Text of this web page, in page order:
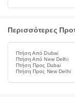
Περισσότερες
Πτήση Από Dubai
Πτήση Από New Delhi
Πτήση Προς Dubai
Πτήση Προς New Delhi